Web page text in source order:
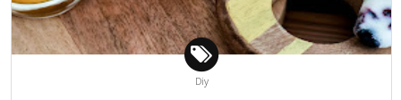
Diy